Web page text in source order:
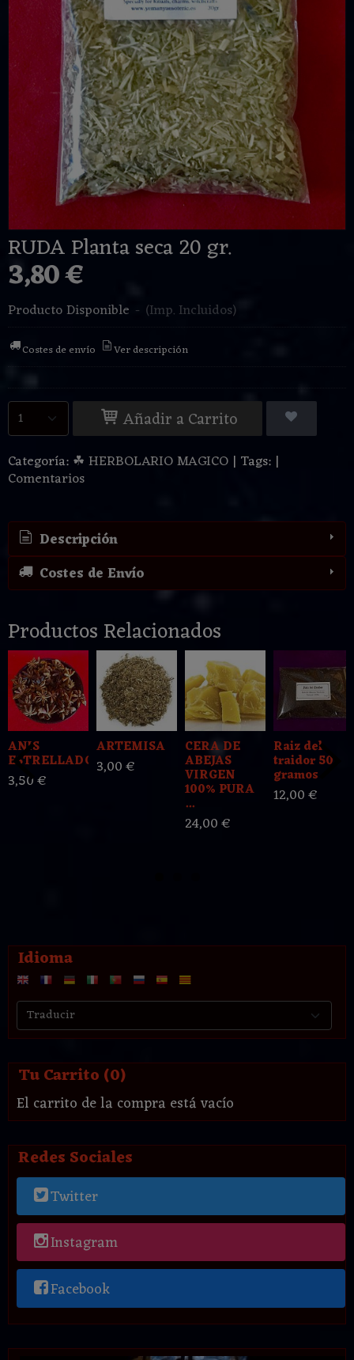
Idioma
Tu Carrito (0)
El carrito de la compra está vacío
Redes Sociales
Twitter
Instagram
Facebook
RUDA Planta seca 20 gr.
3,80 €
Producto Disponible - (Imp. Incluidos)
Costes de envío Ver descripción
Añadir a Carrito
Categoría: ☘ HERBOLARIO MAGICO | Tags: |
Comentarios
Descripción
Costes de Envío
Productos Relacionados
ANIS
ESTRELLADO
3,50 €
ARTEMISA
3,00 €
CERA DE
ABEJAS
VIRGEN
100% PURA
...
24,00 €
Raiz del
traidor 50
gramos
12,00 €